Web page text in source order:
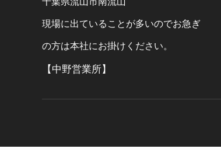
現場に出ていることが多いのでお急ぎ
の方は本社にお掛けください。
【中野営業所】